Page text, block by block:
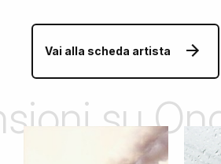
Vai alla scheda artista
su